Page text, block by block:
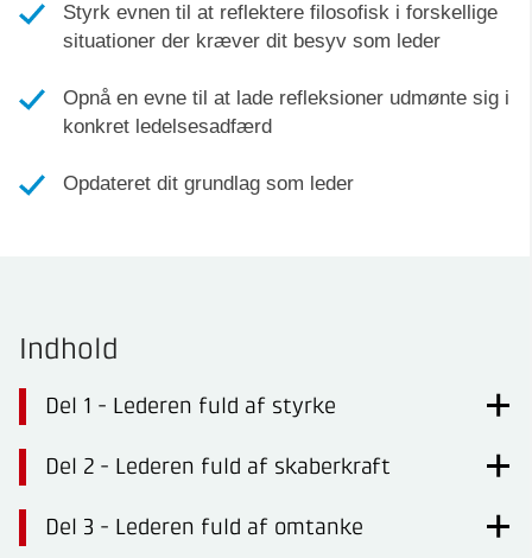
Styrk evnen til at reflektere filosofisk i forskellige
situationer der kræver dit besyv som leder
Opnå en evne til at lade refleksioner udmønte sig i
konkret ledelsesadfærd
Opdateret dit grundlag som leder
Indhold
Del 1 - Lederen fuld af styrke
Del 2 - Lederen fuld af skaberkraft
Del 3 - Lederen fuld af omtanke